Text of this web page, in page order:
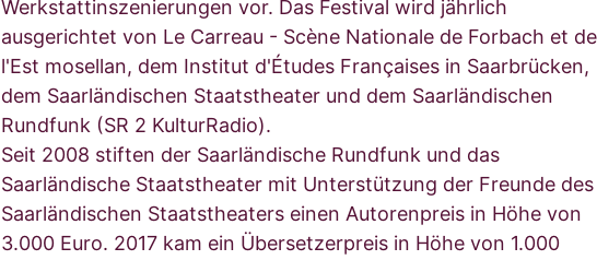
Werkstattinszenierungen vor. Das Festival wird jährlich
ausgerichtet von Le Carreau - Scène Nationale de Forbach et de
l'Est mosellan, dem Institut d'Études Françaises in Saarbrücken,
dem Saarländischen Staatstheater und dem Saarländischen
Rundfunk (SR 2 KulturRadio).
Seit 2008 stiften der Saarländische Rundfunk und das
Saarländische Staatstheater mit Unterstützung der Freunde des
Saarländischen Staatstheaters einen Autorenpreis in Höhe von
3.000 Euro. 2017 kam ein Übersetzerpreis in Höhe von 1.000